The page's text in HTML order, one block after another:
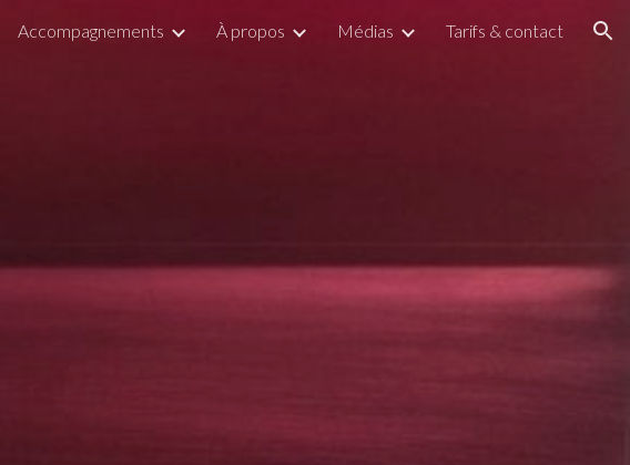
Skip to navigation
Accompagnements À propos Médias Tarifs & contact